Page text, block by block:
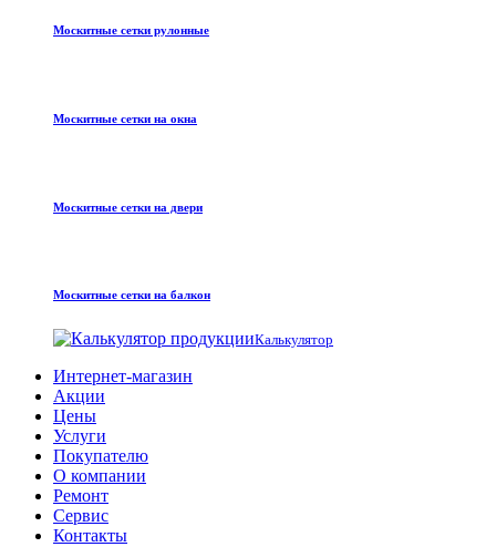
Москитные сетки рулонные
Москитные сетки на окна
Москитные сетки на двери
Москитные сетки на балкон
Калькулятор
Интернет-магазин
Акции
Цены
Услуги
Покупателю
О компании
Ремонт
Сервис
Контакты